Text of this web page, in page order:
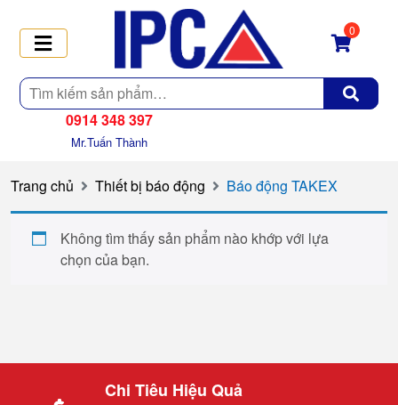
Tìm
kiếm
0
0914 348 397
Mr.Tuấn Thành
Trang chủ Thiết bị báo động Báo động TAKEX
Không tìm thấy sản phẩm nào khớp với lựa
chọn của bạn.
Chi Tiêu Hiệu Quả